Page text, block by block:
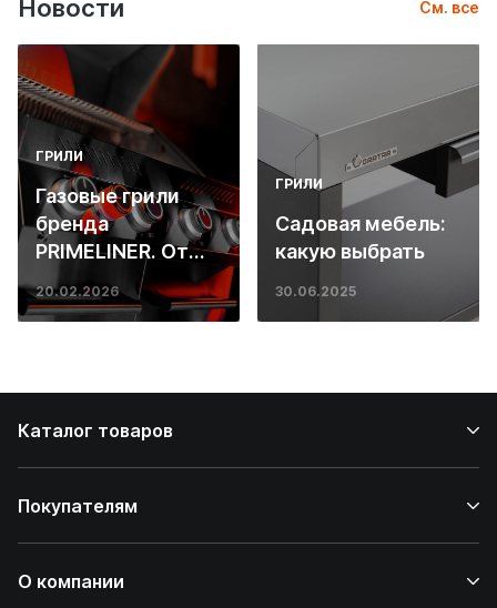
Новости См. все
ГРИЛИ
Газовые грили
бренда
PRIMELINER. От
основ инженерии
до ресторанных
20.02.2026
ГРИЛИ
Садовая мебель:
какую выбрать
30.06.2025
Каталог товаров
Покупателям
О компании